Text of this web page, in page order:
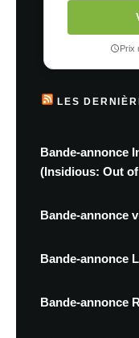
Prix
LES
Bande-annonce
(Insidious: Out of
Bande-annonce
Bande-annonce
Bande-annonce